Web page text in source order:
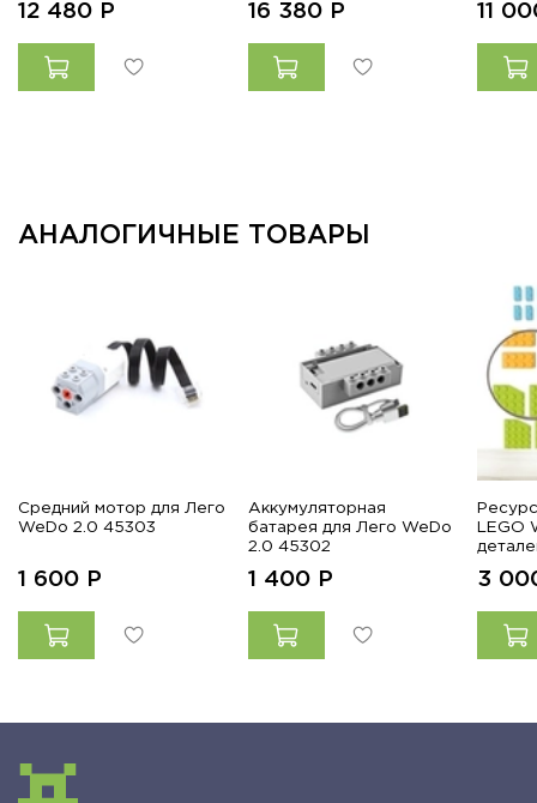
12 480 Р 16 380 Р 11
АНАЛОГИЧНЫЕ ТОВАРЫ
Средний мотор для Лего
WeDo 2.0 45303
1 600 Р
Аккумуляторная
батарея для Лего WeDo
2.0 45302
1 400 Р
LEGO
3